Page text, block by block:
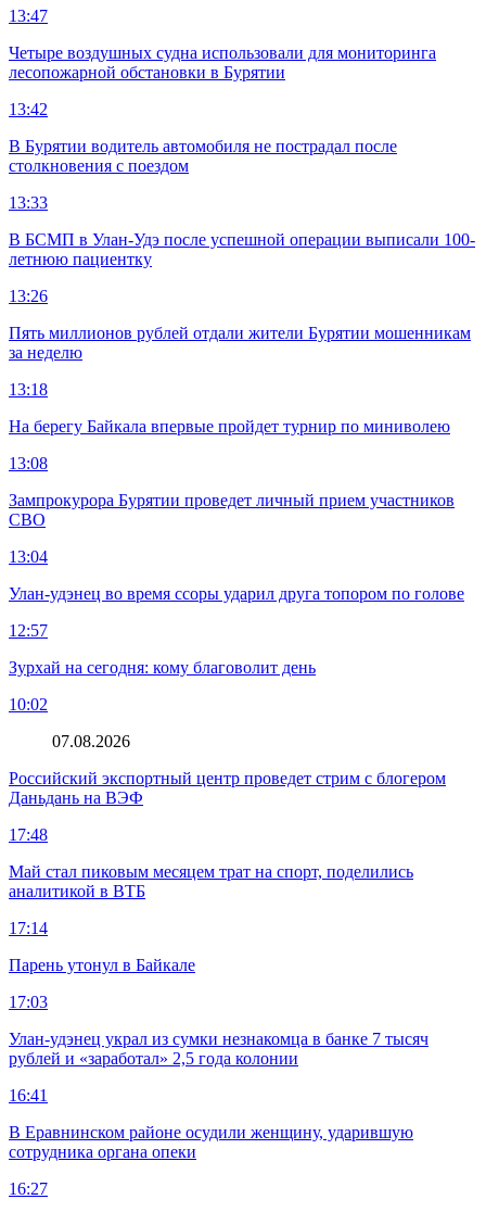
13:47
Четыре воздушных судна использовали для мониторинга
лесопожарной обстановки в Бурятии
13:42
В Бурятии водитель автомобиля не пострадал после
столкновения с поездом
13:33
В БСМП в Улан-Удэ после успешной операции выписали 100-
летнюю пациентку
13:26
Пять миллионов рублей отдали жители Бурятии мошенникам
за неделю
13:18
На берегу Байкала впервые пройдет турнир по миниволею
13:08
Зампрокурора Бурятии проведет личный прием участников
СВО
13:04
Улан-удэнец во время ссоры ударил друга топором по голове
12:57
Зурхай на сегодня: кому благоволит день
10:02
07.08.2026
Российский экспортный центр проведет стрим с блогером
Даньдань на ВЭФ
17:48
Май стал пиковым месяцем трат на спорт, поделились
аналитикой в ВТБ
17:14
Парень утонул в Байкале
17:03
Улан-удэнец украл из сумки незнакомца в банке 7 тысяч
рублей и «заработал» 2,5 года колонии
16:41
В Еравнинском районе осудили женщину, ударившую
сотрудника органа опеки
16:27